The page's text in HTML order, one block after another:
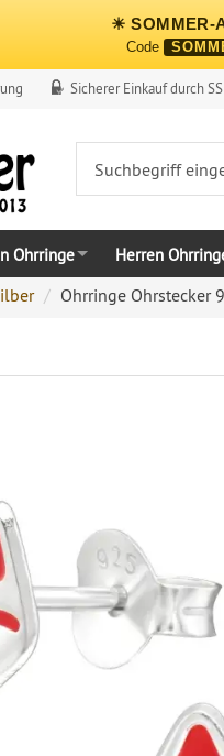
☀ SOMMER-
Code
Sicherer Einkauf durch
Ohrringe Herren
Ohrringe Ohrstecker